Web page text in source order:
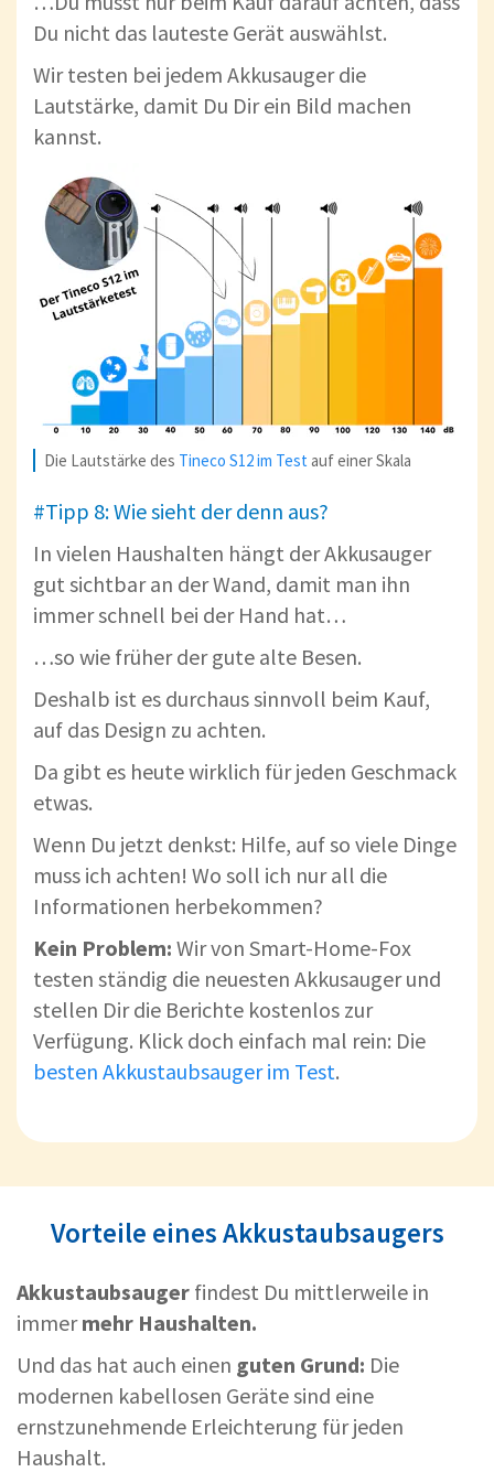
Du nicht das lauteste Gerät auswählst.
Wir testen bei jedem Akkusauger die
Lautstärke, damit Du Dir ein Bild machen
kannst.
Die Lautstärke des Tineco S12 im Test auf einer Skala
#Tipp 8: Wie sieht der denn aus?
In vielen Haushalten hängt der Akkusauger
gut sichtbar an der Wand, damit man ihn
immer schnell bei der Hand hat…
…so wie früher der gute alte Besen.
Deshalb ist es durchaus sinnvoll beim Kauf,
auf das Design zu achten.
Da gibt es heute wirklich für jeden Geschmack
etwas.
Wenn Du jetzt denkst: Hilfe, auf so viele Dinge
muss ich achten! Wo soll ich nur all die
Informationen herbekommen?
Kein Problem: Wir von Smart-Home-Fox
testen ständig die neuesten Akkusauger und
stellen Dir die Berichte kostenlos zur
Verfügung. Klick doch einfach mal rein: Die
besten Akkustaubsauger im Test.
Vorteile eines Akkustaubsaugers
Akkustaubsauger findest Du mittlerweile in
immermehr Haushalten.
Und das hat auch einen guten Grund: Die
modernen kabellosen Geräte sind eine
ernstzunehmende Erleichterung für jeden
Haushalt.